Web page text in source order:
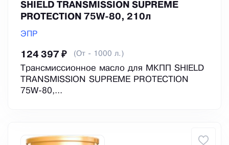
SHIELD TRANSMISSION SUPREME
PROTECTION 75W-80, 210л
ЭПР
124 397 ₽ (От - 1000 л.)
Трансмиссионное масло для МКПП SHIELD
TRANSMISSION SUPREME PROTECTION
75W-80,...